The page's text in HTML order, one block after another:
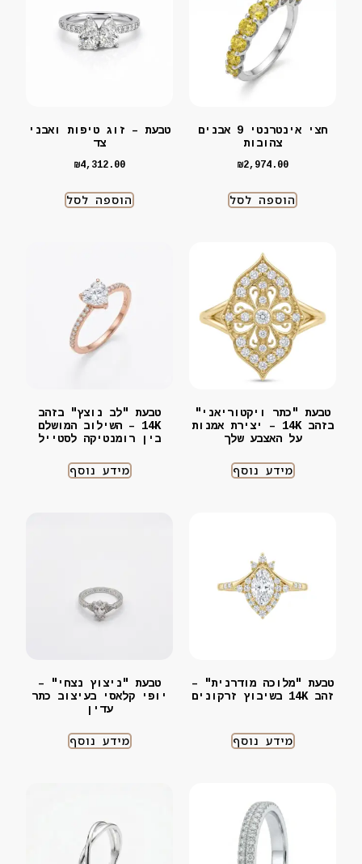
חצי אינטרנטי 9 אבנים
צהובות
₪2,974.00
הוספה לסל
טבעת – זוג טיפות ואבני
צד
₪4,312.00
הוספה לסל
טבעת "כתר ויקטוריאני"
בזהב 14K – יצירת אמנות
על האצבע שלך
מידע נוסף
טבעת "לב נוצץ" בזהב
14K – השילוב המושלם
בין רומנטיקה לסטייל
מידע נוסף
טבעת "מלוכה מודרנית" –
זהב 14K בשיבוץ זרקונים
מידע נוסף
טבעת "ניצוץ נצחי" –
יופי קלאסי בעיצוב כתר
עדין
מידע נוסף